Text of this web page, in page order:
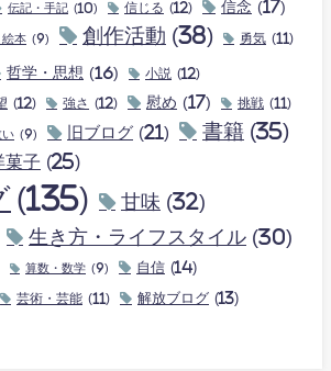
伝記・手記 (10) 信じる (12) 信念 (17)
絵本 (9) 創作活動 (38) 勇気 (11)
哲学・思想 (16) 小説 (12)
(12) 強さ (12) 慰め (17) 挑戦 (11)
い (9) 旧ブログ (21) 書籍 (35)
菓子 (25)
(135) 甘味 (32)
生き方・ライフスタイル (30)
算数・数学 (9) 自信 (14)
芸術・芸能 (11) 解放ブログ (13)